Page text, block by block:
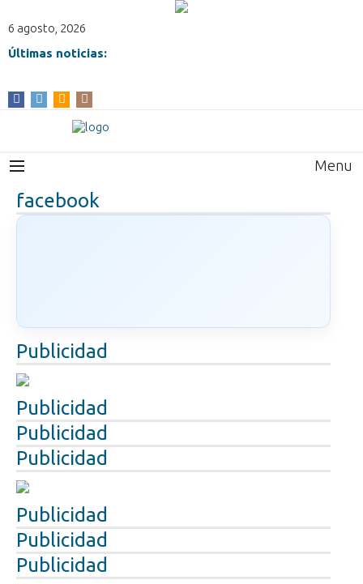
6 agosto, 2026
Últimas noticias:
Menu
facebook
Publicidad
Publicidad
Publicidad
Publicidad
Publicidad
Publicidad
Publicidad